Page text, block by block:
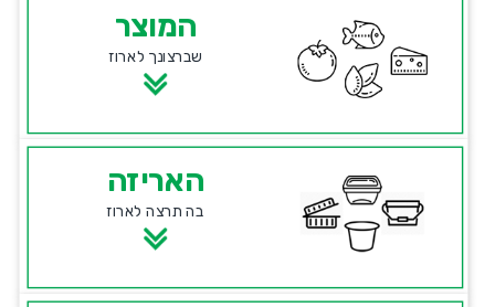
המוצר
שברצונך לארוז
האריזה
בה תרצה לארוז